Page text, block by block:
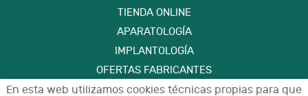
En esta web utilizamos cookies técnicas propias para que
TIENDA ONLINE
APARATOLOGÍA
IMPLANTOLOGÍA
OFERTAS FABRICANTES
FORMACIÓN